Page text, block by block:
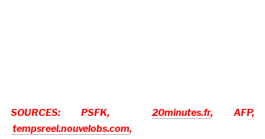
SOURCES: PSFK, 20minutes.fr, AFP,
tempsreel.nouvelobs.com,